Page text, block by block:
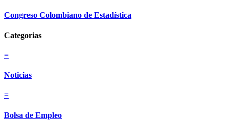
Congreso Colombiano de Estadística
Categorias
=
Noticias
=
Bolsa de Empleo